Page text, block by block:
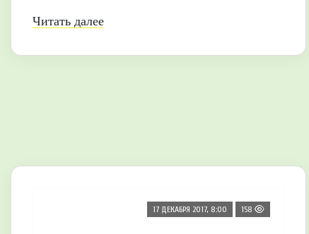
Читать далее
17 ДЕКАБРЯ 2017, 8:00 158